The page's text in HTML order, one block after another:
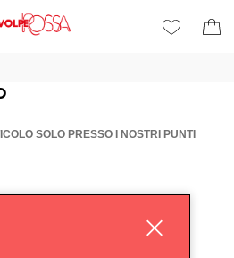
SOLO PRESSO I NOSTRI PUNTI
a Egola